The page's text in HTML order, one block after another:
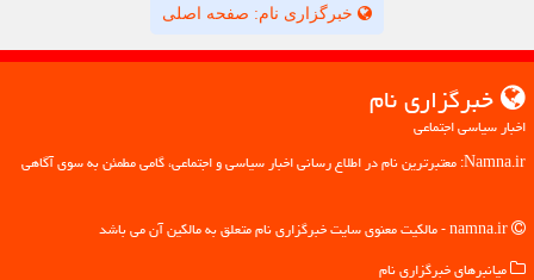
خبرگزاری نام: صفحه اصلی
خبرگزاری نام
اخبار سیاسی اجتماعی
Namna.ir: معتبرترین نام در اطلاع رسانی اخبار سیاسی و اجتماعی، گامی مطمئن به سوی آگاهی
میانبرهای خبرگزاری نام